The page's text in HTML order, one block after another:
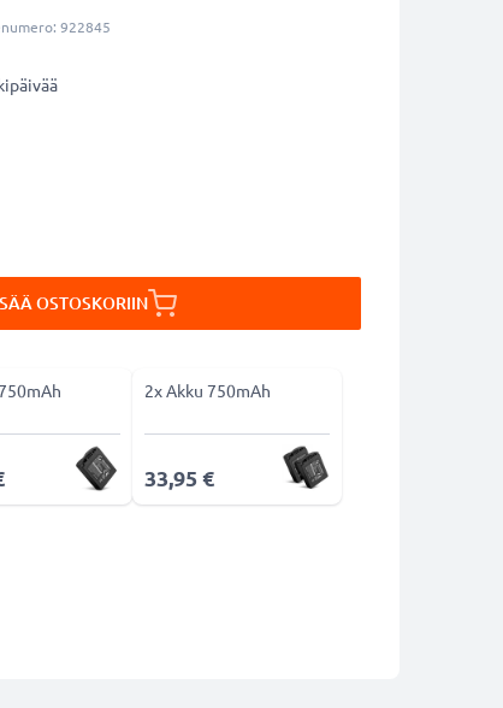
922845
OSTOSKORIIN
2x Akku 750mAh
33,95 €